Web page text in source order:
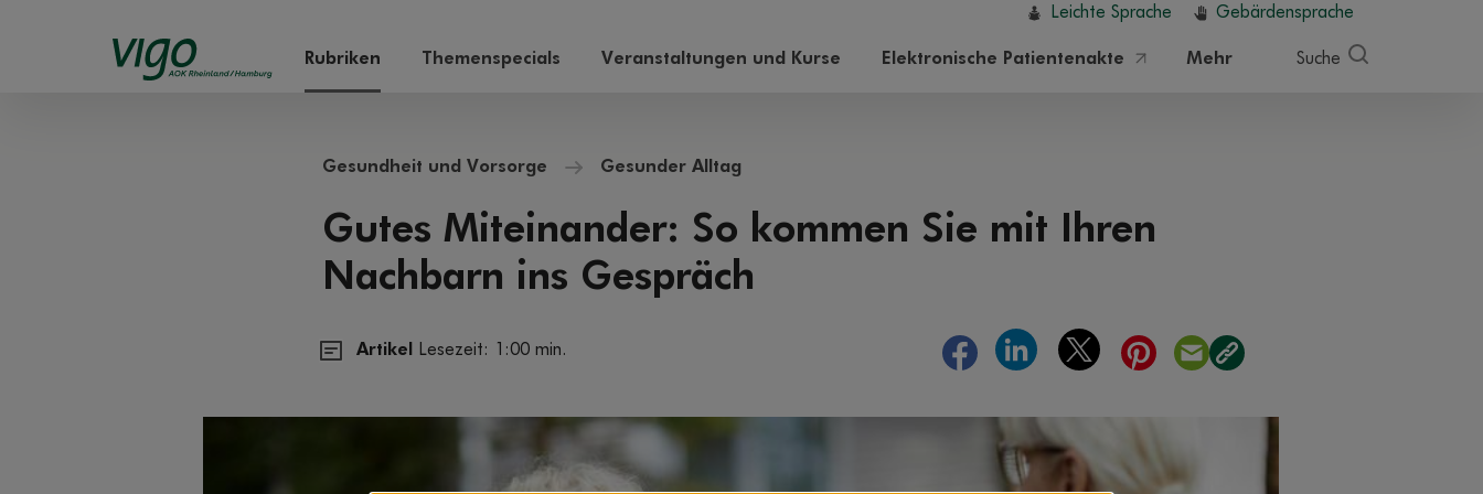
Leichte Sprache Gebärdensprache
Rubriken Themenspecials Veranstaltungen und Kurse Elektronische Patientenakte Mehr Suche
Gesundheit und Vorsorge Gesunder Alltag
Gutes Miteinander: So kommen Sie mit Ihren
Nachbarn ins Gespräch
Artikel Lesezeit: 1:00 min.